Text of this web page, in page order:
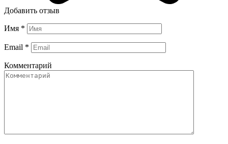
Добавить отзыв
Имя *
Email *
Комментарий